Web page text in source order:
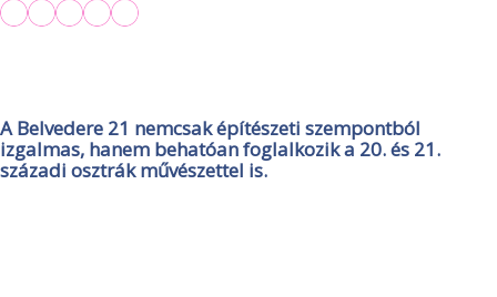
A Belvedere 21 nemcsak építészeti szempontból
izgalmas, hanem behatóan foglalkozik a 20. és 21.
századi osztrák művészettel is.